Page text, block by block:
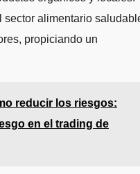
sector alimentario
propiciando un
reducir los riesgos:
en el trading de